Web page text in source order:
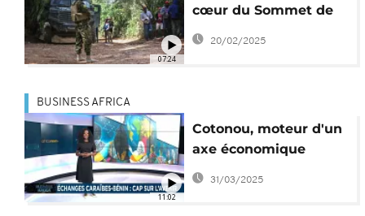
07:24
cœur du Sommet de
la Communauté des
20/02/2025
11:02
BUSINESS AFRICA
Cotonou, moteur d'un
axe économique
Caraïbes-Afrique ?
[Business Africa]
31/03/2025